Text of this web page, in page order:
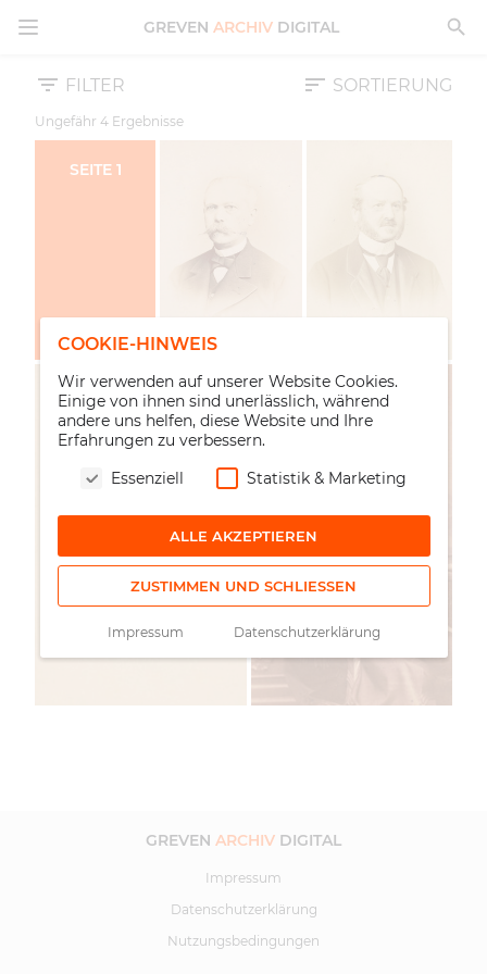
MENÜ ÖFFNEN GREVEN ARCHIVDIGITAL
FILTER SORTIERUNG
Ungefähr 4 Ergebnisse
SEITE 1
GREVEN ARCHIV DIGITAL
Impressum
Datenschutzerklärung
Nutzungsbedingungen
COOKIE-HINWEIS
Wir verwenden auf unserer Website Cookies.
Einige von ihnen sind unerlässlich, während
andere uns helfen, diese Website und Ihre
Erfahrungen zu verbessern.
Essenziell
Statistik & Marketing
ALLE AKZEPTIEREN
ZUSTIMMEN UND SCHLIESSEN
Impressum Datenschutzerklärung